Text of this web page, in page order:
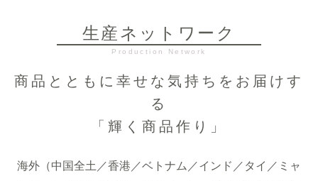
生産ネットワーク
商品とともに幸せな気持ちをお届けす
る
「輝く商品作り」
海外（中国全土／香港／ベトナム／インド／タイ／ミャ